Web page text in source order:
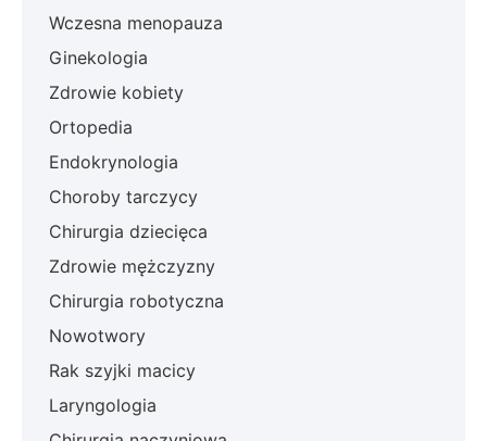
Wczesna menopauza
Ginekologia
Zdrowie kobiety
Ortopedia
Endokrynologia
Choroby tarczycy
Chirurgia dziecięca
Zdrowie mężczyzny
Chirurgia robotyczna
Nowotwory
Rak szyjki macicy
Laryngologia